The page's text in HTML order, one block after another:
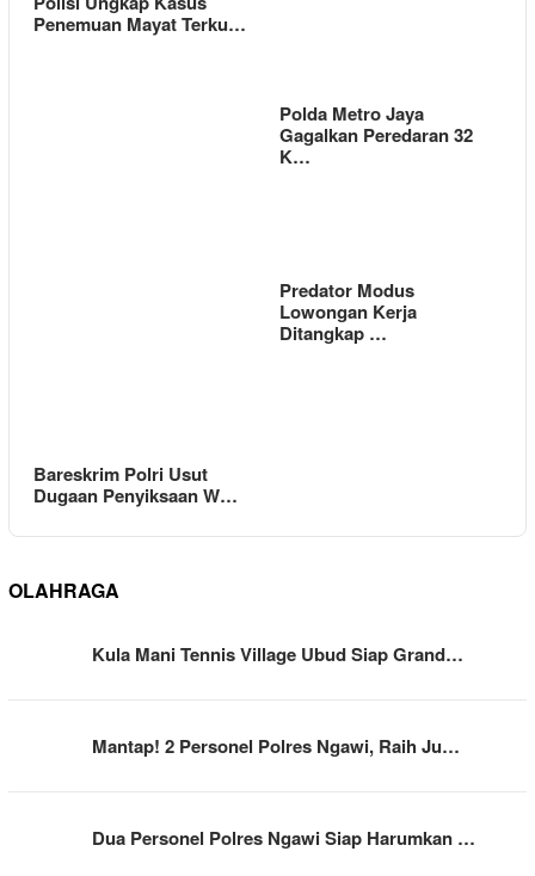
Penemuan Mayat Terku…
Polda Metro Jaya
Gagalkan Peredaran 32
K…
Bareskrim Polri Usut
Dugaan Penyiksaan W…
Predator Modus
Lowongan Kerja
Ditangkap …
OLAHRAGA
Kula Mani Tennis Village Ubud Siap Grand…
Mantap! 2 Personel Polres Ngawi, Raih Ju…
Dua Personel Polres Ngawi Siap Harumkan …